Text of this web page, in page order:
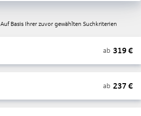
Auf Basis Ihrer zuvor gewählten Suchkriterien
ab 319€
ab 237 €